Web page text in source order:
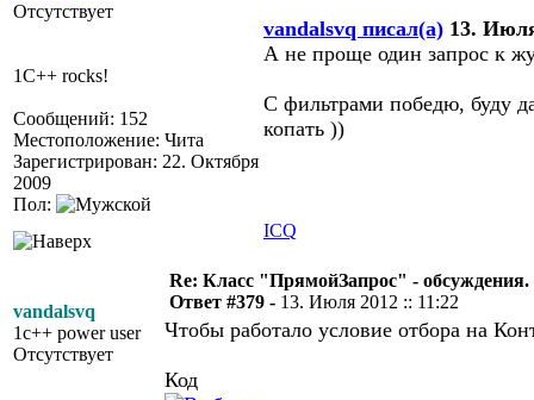
Отсутствует
1C++ rocks!
Сообщений: 152
Местоположение: Чита
Зарегистрирован: 22. Октября
2009
Пол:
vandalsvq писал(а) 13.
А не проще один запрос к
С фильтрами победю, буду
копать ))
ICQ
vandalsvq
1c++ power user
Отсутствует
Re: Класс "ПрямойЗапрос" -
Ответ #379 - 13. Июля 2012 :: 11:22
Чтобы работало условие отбора на
Код